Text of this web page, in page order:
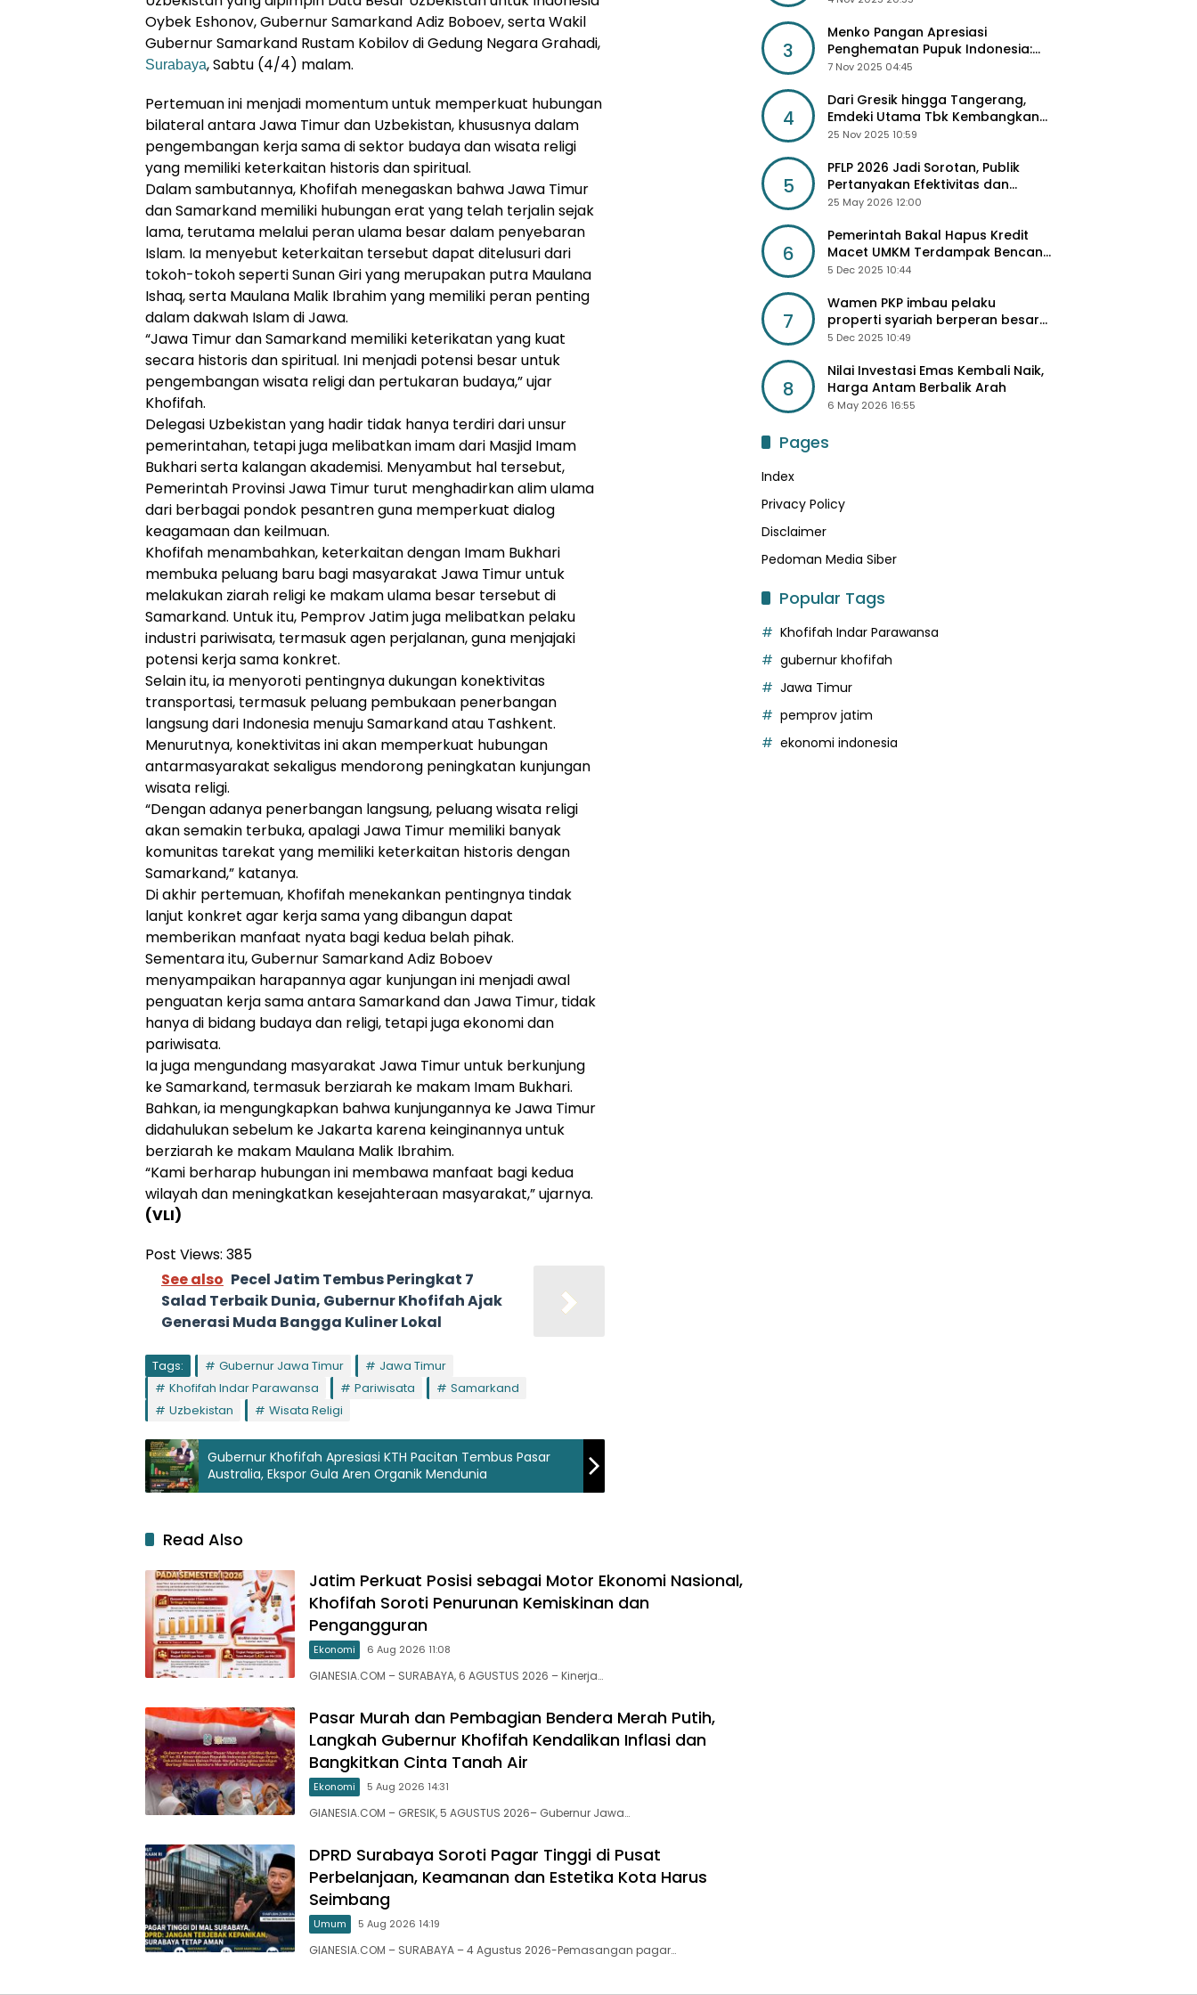
Oybek Eshonov, Gubernur Samarkand Adiz Boboev, serta Wakil
Gubernur Samarkand Rustam Kobilov di Gedung Negara Grahadi,
Surabaya, Sabtu (4/4) malam.
Pertemuan ini menjadi momentum untuk memperkuat hubungan
bilateral antara Jawa Timur dan Uzbekistan, khususnya dalam
pengembangan kerja sama di sektor budaya dan wisata religi
yang memiliki keterkaitan historis dan spiritual.
Dalam sambutannya, Khofifah menegaskan bahwa Jawa Timur
dan Samarkand memiliki hubungan erat yang telah terjalin sejak
lama, terutama melalui peran ulama besar dalam penyebaran
Islam. Ia menyebut keterkaitan tersebut dapat ditelusuri dari
tokoh-tokoh seperti Sunan Giri yang merupakan putra Maulana
Ishaq, serta Maulana Malik Ibrahim yang memiliki peran penting
dalam dakwah Islam di Jawa.
“Jawa Timur dan Samarkand memiliki keterikatan yang kuat
secara historis dan spiritual. Ini menjadi potensi besar untuk
pengembangan wisata religi dan pertukaran budaya,” ujar
Khofifah.
Delegasi Uzbekistan yang hadir tidak hanya terdiri dari unsur
pemerintahan, tetapi juga melibatkan imam dari Masjid Imam
Bukhari serta kalangan akademisi. Menyambut hal tersebut,
Pemerintah Provinsi Jawa Timur turut menghadirkan alim ulama
dari berbagai pondok pesantren guna memperkuat dialog
keagamaan dan keilmuan.
Khofifah menambahkan, keterkaitan dengan Imam Bukhari
membuka peluang baru bagi masyarakat Jawa Timur untuk
melakukan ziarah religi ke makam ulama besar tersebut di
Samarkand. Untuk itu, Pemprov Jatim juga melibatkan pelaku
industri pariwisata, termasuk agen perjalanan, guna menjajaki
potensi kerja sama konkret.
Selain itu, ia menyoroti pentingnya dukungan konektivitas
transportasi, termasuk peluang pembukaan penerbangan
langsung dari Indonesia menuju Samarkand atau Tashkent.
Menurutnya, konektivitas ini akan memperkuat hubungan
antarmasyarakat sekaligus mendorong peningkatan kunjungan
wisata religi.
“Dengan adanya penerbangan langsung, peluang wisata religi
akan semakin terbuka, apalagi Jawa Timur memiliki banyak
komunitas tarekat yang memiliki keterkaitan historis dengan
Samarkand,” katanya.
Di akhir pertemuan, Khofifah menekankan pentingnya tindak
lanjut konkret agar kerja sama yang dibangun dapat
memberikan manfaat nyata bagi kedua belah pihak.
Sementara itu, Gubernur Samarkand Adiz Boboev
menyampaikan harapannya agar kunjungan ini menjadi awal
penguatan kerja sama antara Samarkand dan Jawa Timur, tidak
hanya di bidang budaya dan religi, tetapi juga ekonomi dan
pariwisata.
Ia juga mengundang masyarakat Jawa Timur untuk berkunjung
ke Samarkand, termasuk berziarah ke makam Imam Bukhari.
Bahkan, ia mengungkapkan bahwa kunjungannya ke Jawa Timur
didahulukan sebelum ke Jakarta karena keinginannya untuk
berziarah ke makam Maulana Malik Ibrahim.
“Kami berharap hubungan ini membawa manfaat bagi kedua
wilayah dan meningkatkan kesejahteraan masyarakat,” ujarnya.
(VLI)
Post Views: 385
See also Pecel Jatim Tembus Peringkat 7
Salad Terbaik Dunia, Gubernur Khofifah Ajak
Generasi Muda Bangga Kuliner Lokal
Tags: Gubernur Jawa Timur
Jawa Timur
Khofifah Indar Parawansa
Pariwisata
Samarkand
Uzbekistan
Wisata Religi
Gubernur Khofifah Apresiasi KTH Pacitan Tembus Pasar
Australia, Ekspor Gula Aren Organik Mendunia
Read Also
Jatim Perkuat Posisi sebagai Motor Ekonomi Nasional,
Khofifah Soroti Penurunan Kemiskinan dan
Pengangguran
Ekonomi 6 Aug 2026 11:08
GIANESIA.COM – SURABAYA, 6 AGUSTUS 2026 – Kinerja…
Pasar Murah dan Pembagian Bendera Merah Putih,
Langkah Gubernur Khofifah Kendalikan Inflasi dan
Bangkitkan Cinta Tanah Air
Ekonomi 5 Aug 2026 14:31
GIANESIA.COM – GRESIK, 5 AGUSTUS 2026– Gubernur Jawa…
DPRD Surabaya Soroti Pagar Tinggi di Pusat
Perbelanjaan, Keamanan dan Estetika Kota Harus
Seimbang
Umum 5 Aug 2026 14:19
GIANESIA.COM – SURABAYA – 4 Agustus 2026-Pemasangan pagar…
3
Menko Pangan Apresiasi
Penghematan Pupuk Indonesia:
Dorong Revitalisasi Pabrik dan
7 Nov 2025 04:45
4
Dari Gresik hingga Tangerang,
Emdeki Utama Tbk Kembangkan
Lini Produk Industri Masa Depan
25 Nov 2025 10:59
5
PFLP 2026 Jadi Sorotan, Publik
Pertanyakan Efektivitas dan
Seleksi Peserta
25 May 2026 12:00
6
Pemerintah Bakal Hapus Kredit
Macet UMKM Terdampak Bencana
Sumatra
5 Dec 2025 10:44
7
Wamen PKP imbau pelaku
properti syariah berperan besar
di 3 Juta Rumah
5 Dec 2025 10:49
8
Nilai Investasi Emas Kembali Naik,
Harga Antam Berbalik Arah
6 May 2026 16:55
Pages
Index
Privacy Policy
Disclaimer
Pedoman Media Siber
Popular Tags
Khofifah Indar Parawansa
gubernur khofifah
Jawa Timur
pemprov jatim
ekonomi indonesia